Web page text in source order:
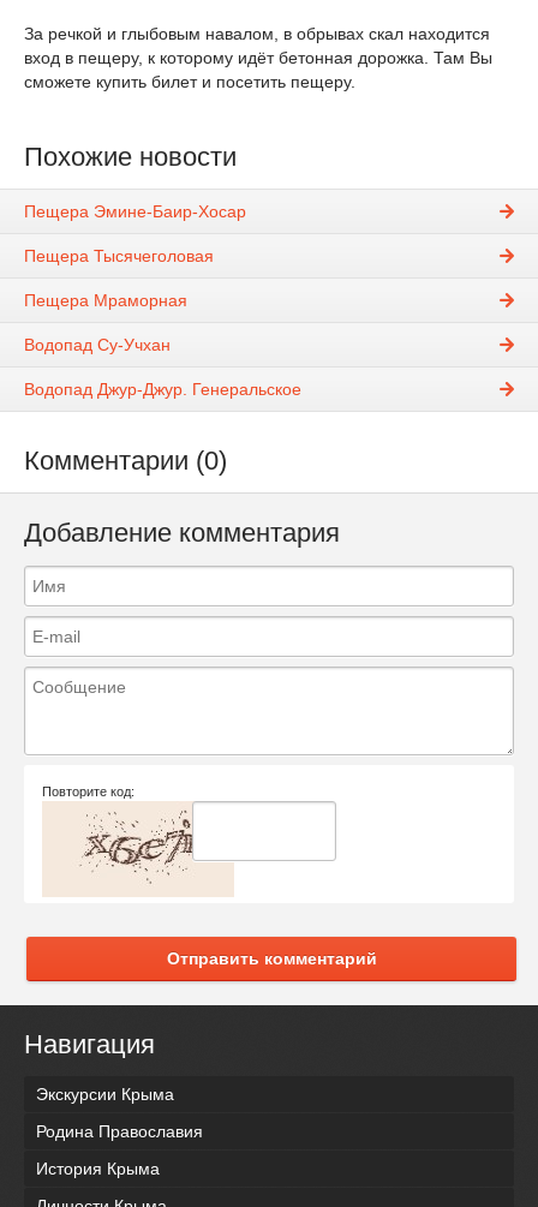
За речкой и глыбовым навалом, в обрывах скал находится
вход в пещеру, к которому идёт бетонная дорожка. Там Вы
сможете купить билет и посетить пещеру.
Похожие новости
Пещера Эмине-Баир-Хосар
Пещера Тысячеголовая
Пещера Мраморная
Водопад Су-Учхан
Водопад Джур-Джур. Генеральское
Комментарии (0)
Добавление комментария
Повторите код:
Отправить комментарий
Навигация
Экскурсии Крыма
Родина Православия
История Крыма